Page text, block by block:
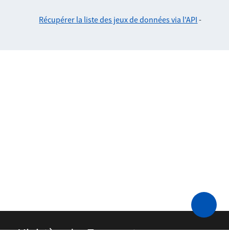
Récupérer la liste des jeux de données via l'API -